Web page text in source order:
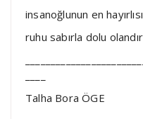
insanoğlunun en hayırlısı
ruhu sabırla dolu
Talha Bora ÖGE